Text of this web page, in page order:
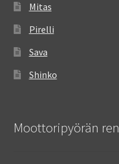
Mitas
Pirelli
Sava
Shinko
Moottoripyörän